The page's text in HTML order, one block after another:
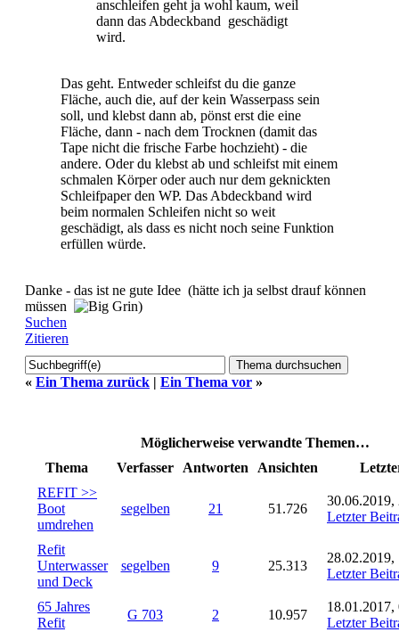
anschleifen geht ja wohl kaum, weil
dann das Abdeckband geschädigt
wird.
Das geht. Entweder schleifst du die ganze
Fläche, auch die, auf der kein Wasserpass sein
soll, und klebst dann ab, pönst erst die eine
Fläche, dann - nach dem Trocknen (damit das
Tape nicht die frische Farbe hochzieht) - die
andere. Oder du klebst ab und schleifst mit einem
schmalen Körper oder auch nur dem geknickten
Schleifpaper den WP. Das Abdeckband wird
beim normalen Schleifen nicht so weit
geschädigt, als dass es nicht noch seine Funktion
erfüllen würde.
Danke - das ist ne gute Idee (hätte ich ja selbst drauf können
müssen
)
Suchen
Zitieren
« Ein Thema zurück Ein Thema vor »
Möglicherweise verwandte Themen…
Thema
Verfasser Antworten Ansichten
REFIT >>
Boot
umdrehen
segelben 21 51.726
30.06.2019,
Letzter
Refit
Unterwasser
und Deck
segelben 9 25.313
28.02.2019,
Letzter
65 Jahres
Refit
G 703 2 10.957
18.01.2017,
Letzter